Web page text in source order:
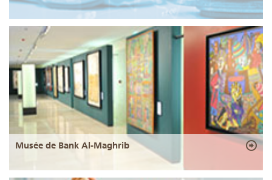
Musée de Bank Al-Maghrib